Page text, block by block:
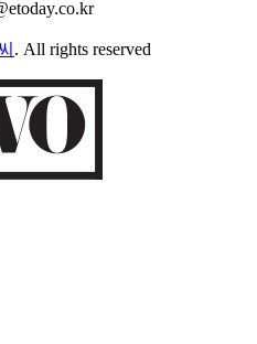
. All rights reserved